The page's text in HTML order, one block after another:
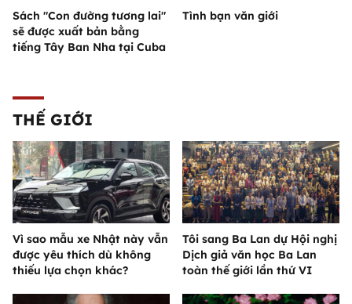
Sách "Con đường tương lai"
sẽ được xuất bản bằng
tiếng Tây Ban Nha tại Cuba
Tình bạn văn giới
THẾ GIỚI
Vì sao mẫu xe Nhật này vẫn
được yêu thích dù không
thiếu lựa chọn khác?
Tôi sang Ba Lan dự Hội nghị
Dịch giả văn học Ba Lan
toàn thế giới lần thứ VI